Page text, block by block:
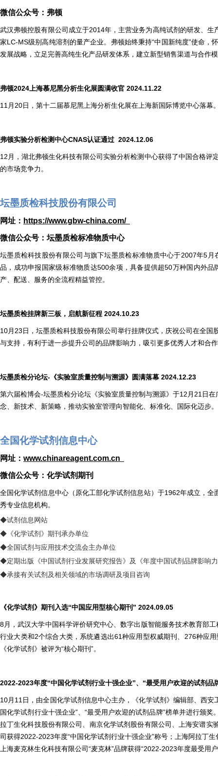
微信公众号：弗顿
武汉弗顿控股有限公司成立于2014年，主营业务为高纯试剂的研发、
家LC-MS级别高纯溶剂的量产企业。弗顿始终秉持“中国新纯度”使命，
发展战略，立足完善高纯生化产品研发体系，建立新型销售渠道与合作
弗顿2024上海慕尼黑分析生化展圆满收官 2024.11.22
11月20日，第十二届慕尼黑上海分析生化展在上海新国际博览中心落
弗顿实验分析检测中心CNAS认证通过 2024.12.06
12月，湖北弗顿生化科技有限公司实验分析检测中心获得了中国合格
的市场竞争力。
坛墨质检科技股份有限公司
网址： https://www.gbw-china.com/
微信公众号：坛墨质检标准物质中心
坛墨质检科技股份有限公司与旗下坛墨质检标准物质中心于2007年5
品，成功申报国家级标准物质达500余项，具备提供超50万种国内外
产、配送、服务的全流程精益管控。
坛墨质检挂牌新三板，启航新征程 2024.10.23
10月23日，坛墨质检科技股份有限公司举行挂牌仪式，庆祝公司在全
与支持，有利于进一步提升公司的品牌影响力，吸引更多优秀人才和合
坛墨质检分论坛-《实验室质量控制与溯源》圆满落幕 2024.12.23
第六届检博会-坛墨质检分论坛《实验室质量控制与溯源》于12月21日
念、新技术、新策略，推动实验室管理向智能化、标准化、国际化迈步。
全国化学试剂信息中心
网址： www.chinareagent.com.cn
微信公众号：化学试剂期刊
全国化学试剂信息中心（原化工部化学试剂信息站）于1962年成立，
秀专业信息机构。
◆试剂信息网站
◆《化学试剂》期刊承办单位
◆全国试剂与应用技术交流会主办单位
◆定期出版《中国试剂行业发展研究报告》及《年度中国试剂品牌影响
◆承接有关试剂及相关领域的市场调研及项目咨询
《化学试剂》期刊入选“中国应用型核心期刊” 2024.09.05
8月，武汉大学中国科学评价研究中心、数字出版智能服务技术教育部
行业大类和2个综合大类，系统遴选出61种应用型权威期刊、276种应
《化学试剂》被评为“核心期刊”。
2022-2023年度“中国化学试剂行业十强企业”、“最受用户欢迎的试剂品
10月11日，由全国化学试剂信息中心主办，《化学试剂》编辑部、西
国化学试剂行业十强企业”、“最受用户欢迎的试剂品牌”榜单并进行颁
拉丁生化科技股份有限公司、南京化学试剂股份有限公司、上海安谱
司获得2022-2023年度“中国化学试剂行业十强企业”称号；上海阿拉丁
上海麦克林生化科技有限公司“麦克林”品牌获得“2022-2023年度最受用